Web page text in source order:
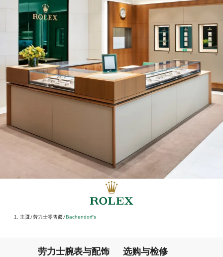
主页/ 劳力士零售商/ ‭Bachendorf's‬
劳力士腕表与配饰 选购与检修